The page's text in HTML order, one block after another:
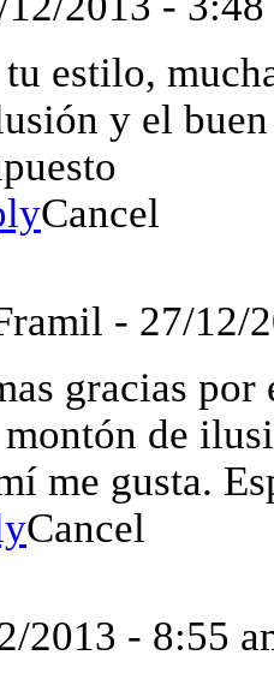
estilo,
y el
Cancel
- 27/12/
gracias por
de
me gusta.
Cancel
2013 - 8:55